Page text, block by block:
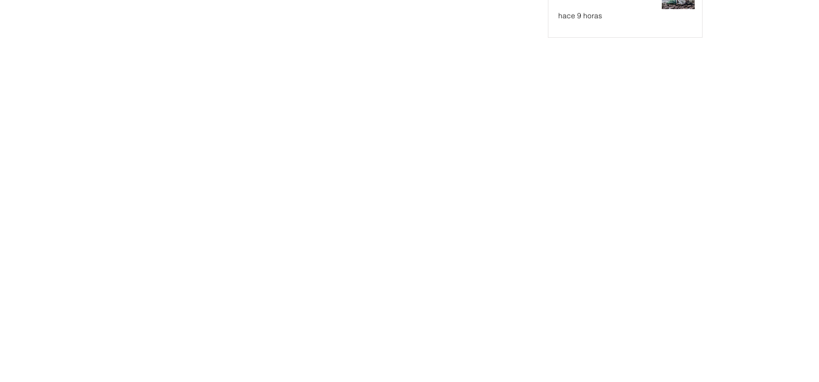
hace 9 horas